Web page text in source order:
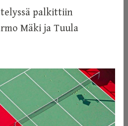
palkittiin
Mäki ja Tuula